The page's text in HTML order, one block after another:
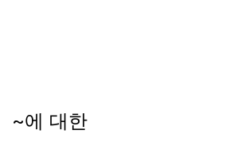
~에 대한